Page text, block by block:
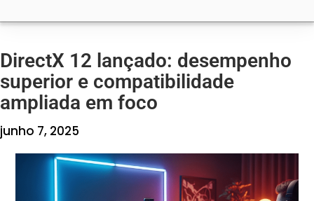
DirectX 12 lançado: desempenho
superior e compatibilidade
ampliada em foco
junho 7, 2025